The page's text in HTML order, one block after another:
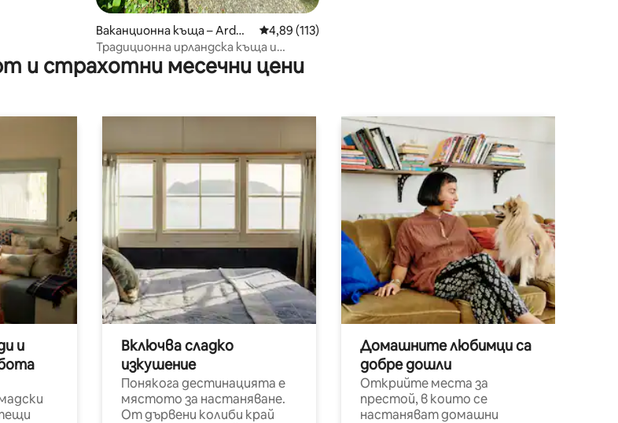
Ваканционна къща – Ardm
ore
Средна оценка: 4,89 от 5, 113 отзива
4,89 (113)
Традиционна ирландска къща и
градина на 50 ярда от плажа
и страхотни месечни цени
и
Включва сладко
изкушение
Понякога дестинацията е
мястото за настаняване.
От дървени колиби край
Домашните любимци са
добре дошли
Открийте места за
престой, в които се
настаняват домашни